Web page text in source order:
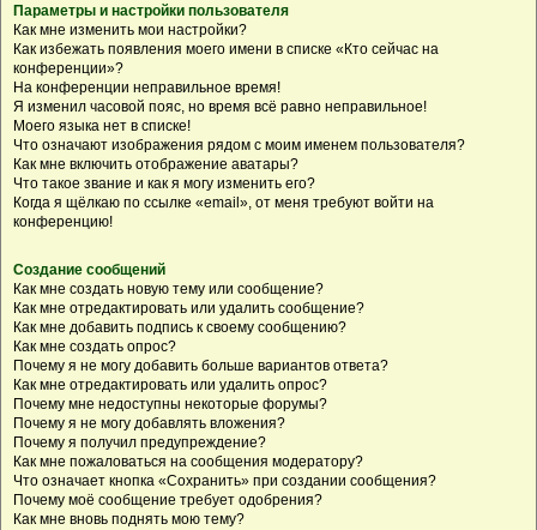
Параметры и настройки пользователя
Как мне изменить мои настройки?
Как избежать появления моего имени в списке «Кто сейчас на
конференции»?
На конференции неправильное время!
Я изменил часовой пояс, но время всё равно неправильное!
Моего языка нет в списке!
Что означают изображения рядом с моим именем пользователя?
Как мне включить отображение аватары?
Что такое звание и как я могу изменить его?
Когда я щёлкаю по ссылке «email», от меня требуют войти на
конференцию!
Создание сообщений
Как мне создать новую тему или сообщение?
Как мне отредактировать или удалить сообщение?
Как мне добавить подпись к своему сообщению?
Как мне создать опрос?
Почему я не могу добавить больше вариантов ответа?
Как мне отредактировать или удалить опрос?
Почему мне недоступны некоторые форумы?
Почему я не могу добавлять вложения?
Почему я получил предупреждение?
Как мне пожаловаться на сообщения модератору?
Что означает кнопка «Сохранить» при создании сообщения?
Почему моё сообщение требует одобрения?
Как мне вновь поднять мою тему?